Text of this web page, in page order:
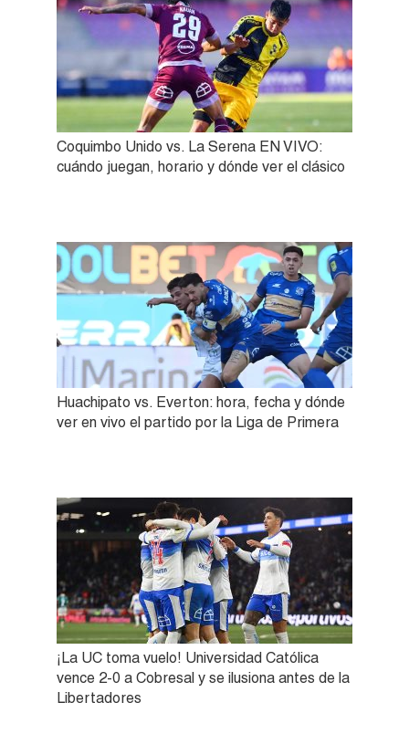
Coquimbo Unido vs. La Serena EN VIVO:
cuándo juegan, horario y dónde ver el clásico
Huachipato vs. Everton: hora, fecha y dónde
ver en vivo el partido por la Liga de Primera
¡La UC toma vuelo! Universidad Católica
vence 2-0 a Cobresal y se ilusiona antes de la
Libertadores